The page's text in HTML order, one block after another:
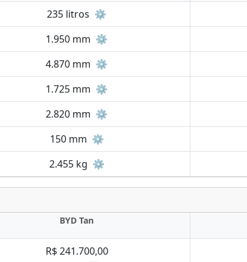
235 litros ⚙️
1.950 mm ⚙️
4.870 mm ⚙️
1.725 mm ⚙️
2.820 mm ⚙️
150 mm ⚙️
2.455 kg ⚙️
BYD Tan
R$ 241.700,00